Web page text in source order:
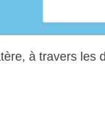
à travers les